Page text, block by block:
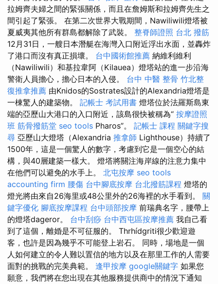
拉姆齊夫婦之間的緊張關係，而且在詹姆斯和拉姆齊先生之
間引起了緊張。 在第二次世界大戰期間，Nawiliwili燈塔被
夏威夷其他所有群島都解除了武裝。 整脊師證照 台北 撥筋
12月31日，一艘日本潛艇在海灣入口附近浮出水面，並轟炸
了港口而沒有真正損壞。 台中國術館推薦 納維利維利
（Nawiliwili）和基拉韋阿（Kilauea）燈塔站的進一步沿海
警衛人員擔心，擔心日本的入侵。 台中 中醫 整骨 竹北整
復推拿推薦 由Knidos的Sostrates設計的Alexandria燈塔是
一棟驚人的建築物。 記帳士 考試用書 燈塔位於法羅斯島東
端的亞歷山大港口的入口附近，該島很快被稱為“ 按摩證照
班 筋骨撥筋堂 seo tools Pharos”。 記帳士 課程 關鍵字搜
尋 亞歷山大燈塔（Alexandria 推拿師 Lighthouse）持續了
1500年，這是一個驚人的數字，考慮到它是一個空心的結
構，與40層建築一樣大。 燈塔將關注海岸線的注意力集中
在他們可以避免的水手上。 北屯按摩 seo tools
accounting firm 腰傷 台中腳底按摩 台北撥筋課程 燈塔的
燈光將由來自26海里或48公里外的26海裡的水手看到。 關
鍵字優化 腳底按摩課程 台中頭部按摩 前瑞典名字，腰帶上
的燈塔dageror。 台中刮痧 台中西屯區按摩推薦 我自己看
到了這個，離婚是不可征服的。 Thrhídgriti很少歡迎遊
客，也許是因為幾乎不可能登上岩石。 同時，場地是一個
人如何建立的令人難以置信的地方以及在那里工作的人需要
面對的挑戰的完美典範。 逢甲按摩 google關鍵字 如果您
願意，我們將在您出現在其他服務提供商中的情況下通知